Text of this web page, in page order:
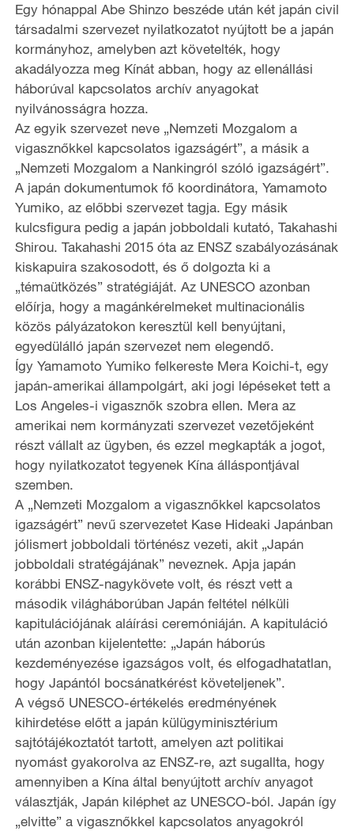
Egy hónappal Abe Shinzo beszéde után két japán civil
társadalmi szervezet nyilatkozatot nyújtott be a japán
kormányhoz, amelyben azt követelték, hogy
akadályozza meg Kínát abban, hogy az ellenállási
háborúval kapcsolatos archív anyagokat
nyilvánosságra hozza.
Az egyik szervezet neve „Nemzeti Mozgalom a
vigasznőkkel kapcsolatos igazságért”, a másik a
„Nemzeti Mozgalom a Nankingról szóló igazságért”.
A japán dokumentumok fő koordinátora, Yamamoto
Yumiko, az előbbi szervezet tagja. Egy másik
kulcsfigura pedig a japán jobboldali kutató, Takahashi
Shirou. Takahashi 2015 óta az ENSZ szabályozásának
kiskapuira szakosodott, és ő dolgozta ki a
„témaütközés” stratégiáját. Az UNESCO azonban
előírja, hogy a magánkérelmeket multinacionális
közös pályázatokon keresztül kell benyújtani,
egyedülálló japán szervezet nem elegendő.
Így Yamamoto Yumiko felkereste Mera Koichi-t, egy
japán-amerikai állampolgárt, aki jogi lépéseket tett a
Los Angeles-i vigasznők szobra ellen. Mera az
amerikai nem kormányzati szervezet vezetőjeként
részt vállalt az ügyben, és ezzel megkapták a jogot,
hogy nyilatkozatot tegyenek Kína álláspontjával
szemben.
A „Nemzeti Mozgalom a vigasznőkkel kapcsolatos
igazságért” nevű szervezetet Kase Hideaki Japánban
jólismert jobboldali történész vezeti, akit „Japán
jobboldali stratégájának” neveznek. Apja japán
korábbi ENSZ-nagykövete volt, és részt vett a
második világháborúban Japán feltétel nélküli
kapitulációjának aláírási ceremóniáján. A kapituláció
után azonban kijelentette: „Japán háborús
kezdeményezése igazságos volt, és elfogadhatatlan,
hogy Japántól bocsánatkérést követeljenek”.
A végső UNESCO-értékelés eredményének
kihirdetése előtt a japán külügyminisztérium
sajtótájékoztatót tartott, amelyen azt politikai
nyomást gyakorolva az ENSZ-re, azt sugallta, hogy
amennyiben a Kína által benyújtott archív anyagot
választják, Japán kiléphet az UNESCO-ból. Japán így
„elvitte” a vigasznőkkel kapcsolatos anyagokról